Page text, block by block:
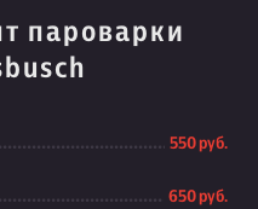
пароварки
550 руб.
650 руб.